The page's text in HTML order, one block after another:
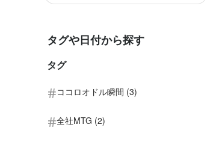
タグや日付から探す
タグ
ココロオドル瞬間 (3)
全社MTG (2)